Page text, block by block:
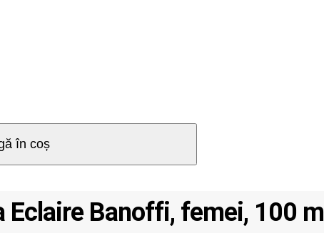
în coș
Eclaire Banoffi, femei, 100 ml